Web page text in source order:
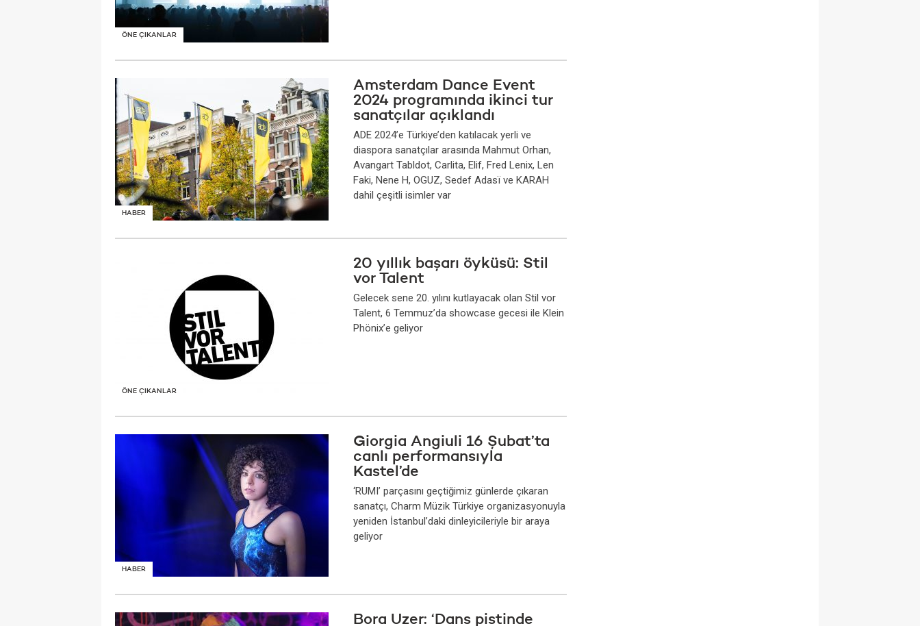
ÖNE ÇIKANLAR
HABER
Amsterdam Dance Event
2024 programında ikinci tur
sanatçılar açıklandı
ADE 2024’e Türkiye’den katılacak yerli ve
diaspora sanatçılar arasında Mahmut Orhan,
Avangart Tabldot, Carlita, Elif, Fred Lenix, Len
Faki, Nene H, OGUZ, Sedef Adasï ve KARAH
dahil çeşitli isimler var
ÖNE ÇIKANLAR
20 yıllık başarı öyküsü: Stil
vor Talent
Gelecek sene 20. yılını kutlayacak olan Stil vor
Talent, 6 Temmuz’da showcase gecesi ile Klein
Phönix’e geliyor
HABER
Giorgia Angiuli 16 Şubat’ta
canlı performansıyla
Kastel’de
‘RUMI’ parçasını geçtiğimiz günlerde çıkaran
sanatçı, Charm Müzik Türkiye organizasyonuyla
yeniden İstanbul’daki dinleyicileriyle bir araya
geliyor
Bora Uzer: ‘Dans pistinde